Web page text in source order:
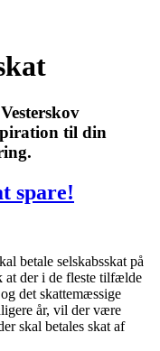
til din
spare!
betale selskabsskat på
at der i de fleste tilfælde
det skattemæssige
år, vil der være
skal betales skat af